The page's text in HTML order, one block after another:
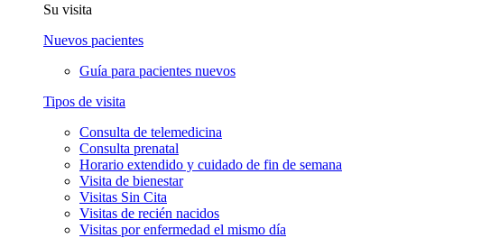
Su visita
Nuevos pacientes
Guía para pacientes nuevos
Tipos de visita
Consulta de telemedicina
Consulta prenatal
Horario extendido y cuidado de fin de semana
Visita de bienestar
Visitas Sin Cita
Visitas de recién nacidos
Visitas por enfermedad el mismo día